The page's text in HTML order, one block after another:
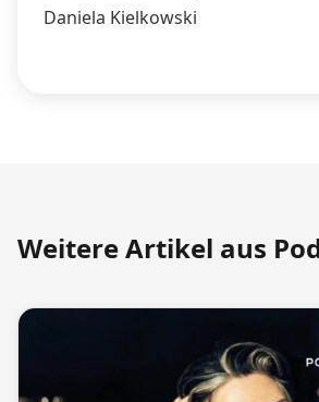
Daniela Kielkowski
Weitere Artikel aus